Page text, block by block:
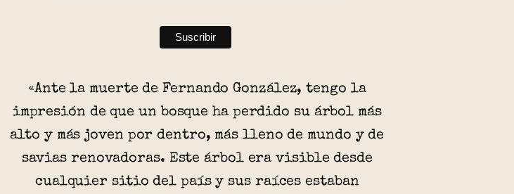
«Ante la muerte de Fernando González, tengo la
impresión de que un bosque ha perdido su árbol más
alto y más joven por dentro, más lleno de mundo y de
savias renovadoras. Este árbol era visible desde
cualquier sitio del país y sus raíces estaban